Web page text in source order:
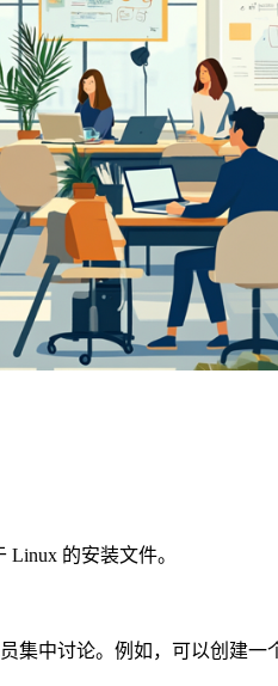
的安装文件。
集中讨论。例如，可以创建一